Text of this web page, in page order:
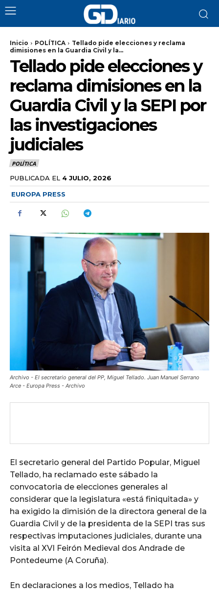
Inicio POLÍTICA
Tellado pide elecciones y reclama
dimisiones en la Guardia Civil y la...
Tellado pide elecciones y
reclama dimisiones en la
Guardia Civil y la SEPI por
las investigaciones
judiciales
POLÍTICA
PUBLICADA EL 4 JULIO, 2026
EUROPA PRESS
Archivo - El secretario general del PP, Miguel Tellado. Juan Manuel Serrano
Arce - Europa Press - Archivo
El secretario general del Partido Popular, Miguel
Tellado, ha reclamado este sábado la
convocatoria de elecciones generales al
considerar que la legislatura «está finiquitada» y
ha exigido la dimisión de la directora general de la
Guardia Civil y de la presidenta de la SEPI tras sus
respectivas imputaciones judiciales, durante una
visita al XVI Feirón Medieval dos Andrade de
Pontedeume (A Coruña).
En declaraciones a los medios, Tellado ha